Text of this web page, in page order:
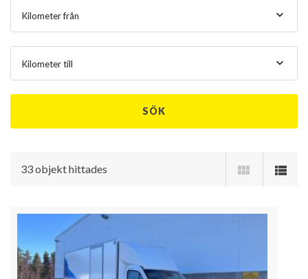
Kilometer från
Kilometer till
SÖK
33 objekt hittades